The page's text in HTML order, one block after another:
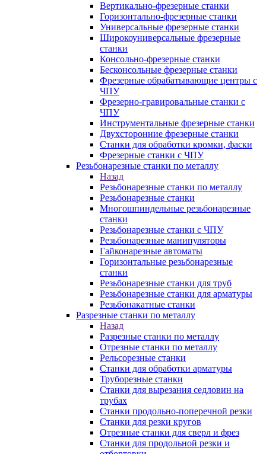
Вертикально-фрезерные станки
Горизонтально-фрезерные станки
Универсальные фрезерные станки
Широкоуниверсальные фрезерные
станки
Консольно-фрезерные станки
Бесконсольные фрезерные станки
Фрезерные обрабатывающие центры с
ЧПУ
Фрезерно-гравировальные станки с
ЧПУ
Инструментальные фрезерные станки
Двухсторонние фрезерные станки
Станки для обработки кромки, фаски
Фрезерные станки с ЧПУ
Резьбонарезные станки по металлу
Назад
Резьбонарезные станки по металлу
Резьбонарезные станки
Многошпиндельные резьбонарезные
станки
Резьбонарезные станки с ЧПУ
Резьбонарезные манипуляторы
Гайконарезные автоматы
Горизонтальные резьбонарезные
станки
Резьбонарезные станки для труб
Резьбонарезные станки для арматуры
Резьбонакатные станки
Разрезные станки по металлу
Назад
Разрезные станки по металлу
Отрезные станки по металлу
Рельсорезные станки
Станки для обработки арматуры
Труборезные станки
Станки для вырезания седловин на
трубаx
Станки продольно-поперечной резки
Станки для резки кругов
Отрезные станки для сверл и фрез
Станки для продольной резки и